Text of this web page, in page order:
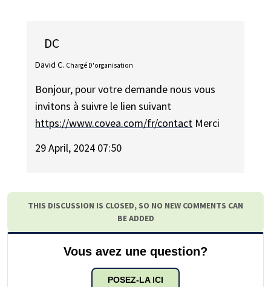
DC
David C. Chargé D'organisation
Bonjour, pour votre demande nous vous
invitons à suivre le lien suivant
https://www.covea.com/fr/contact Merci
29 April, 2024 07:50
THIS DISCUSSION IS CLOSED, SO NO NEW COMMENTS CAN
BE ADDED
Vous avez une question?
POSEZ-LA ICI